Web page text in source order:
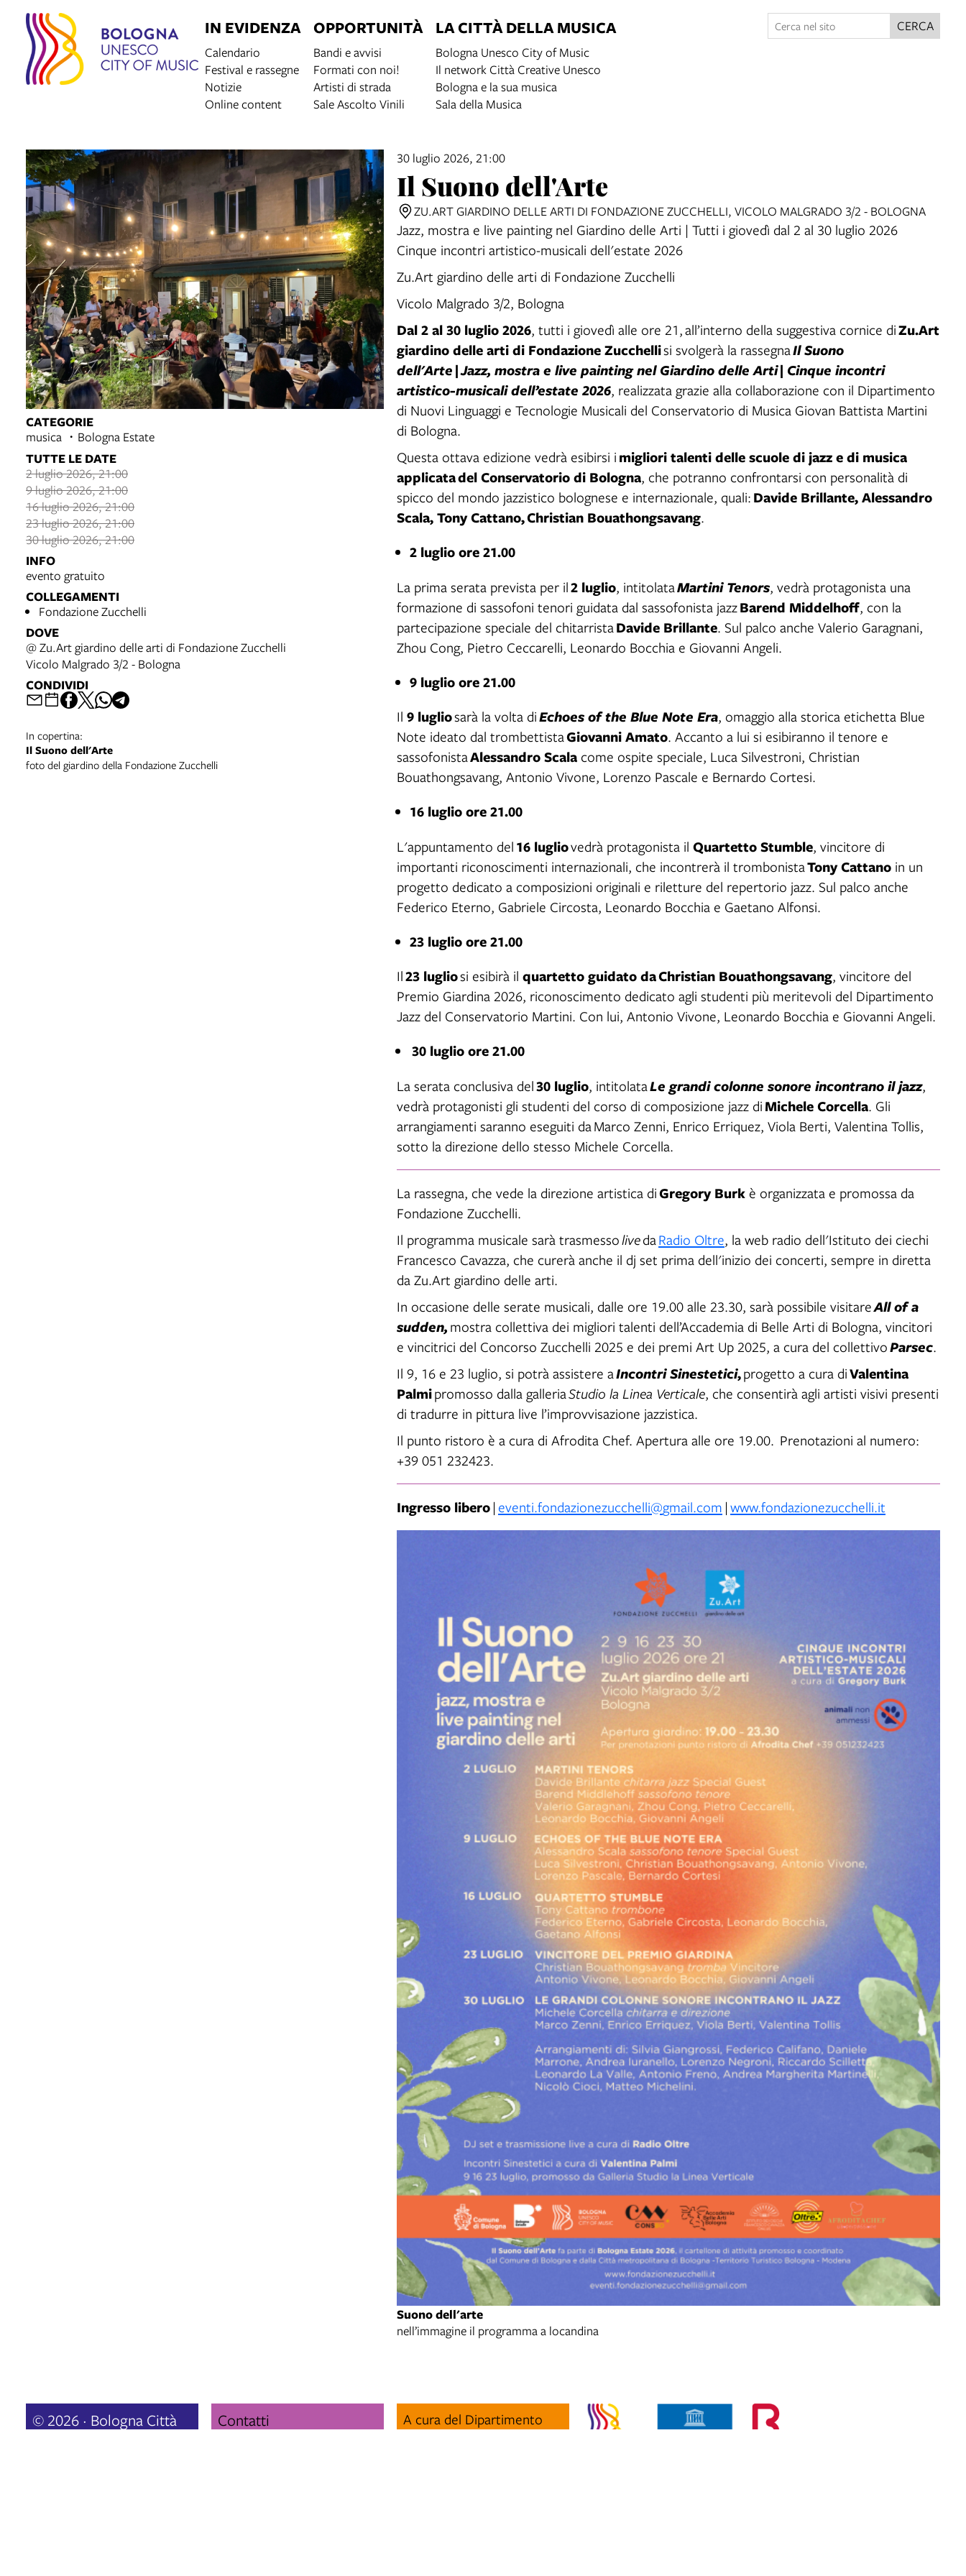
IN EVIDENZA
Calendario
Festival e rassegne
Notizie
Online content
OPPORTUNITÀ
Bandi e avvisi
Formati con noi!
Artisti di strada
Sale Ascolto Vinili
LA CITTÀ DELLA MUSICA
Bologna Unesco City of Music
Il network Città Creative Unesco
Bologna e la sua musica
Sala della Musica
CERCA
CATEGORIE
musica
Bologna Estate
TUTTE LE DATE
2 luglio 2026, 21:00
9 luglio 2026, 21:00
16 luglio 2026, 21:00
23 luglio 2026, 21:00
30 luglio 2026, 21:00
INFO
evento gratuito
COLLEGAMENTI
Fondazione Zucchelli
DOVE
@ Zu.Art giardino delle arti di Fondazione Zucchelli
Vicolo Malgrado 3/2 - Bologna
CONDIVIDI
In copertina:
Il Suono dell'Arte
foto del giardino della Fondazione Zucchelli
30 luglio 2026, 21:00
Il Suono dell'Arte
ZU.ART GIARDINO DELLE ARTI DI FONDAZIONE ZUCCHELLI, VICOLO MALGRADO 3/2 - BOLOGNA
Jazz, mostra e live painting nel Giardino delle Arti | Tutti i giovedì dal 2 al 30 luglio 2026
Cinque incontri artistico-musicali dell'estate 2026
Zu.Art giardino delle arti di Fondazione Zucchelli
Vicolo Malgrado 3/2, Bologna
Dal 2 al 30 luglio 2026, tutti i giovedì alle ore 21,all’interno della suggestiva cornice diZu.Art
giardino delle arti di Fondazione Zucchellisi svolgerà la rassegnaIl Suono
dell'Arte|Jazz, mostra e live painting nel Giardino delle Arti| Cinque incontri
artistico-musicali dell’estate 2026, realizzata grazie alla collaborazione con il Dipartimento
di Nuovi Linguaggi e Tecnologie Musicali del Conservatorio di Musica Giovan Battista Martini
di Bologna.
Questa ottava edizione vedrà esibirsi i migliori talenti delle scuole di jazz e di musica
applicatadel Conservatorio di Bologna, che potranno confrontarsi con personalità di
spicco del mondo jazzistico bolognese e internazionale, quali: Davide Brillante, Alessandro
Scala, Tony Cattano,Christian Bouathongsavang.
2 luglio ore 21.00
La prima serata prevista per il2 luglio, intitolataMartini Tenors, vedrà protagonista una
formazione di sassofoni tenori guidata dal sassofonista jazzBarend Middelhoff, con la
partecipazione speciale del chitarrista Davide Brillante. Sul palco anche Valerio Garagnani,
Zhou Cong, Pietro Ceccarelli, Leonardo Bocchia e Giovanni Angeli.
9 luglio ore 21.00
Il 9 lugliosarà la volta diEchoes of the Blue Note Era, omaggio alla storica etichetta Blue
Note ideato dal trombettistaGiovanni Amato. Accanto a lui si esibiranno il tenore e
sassofonistaAlessandro Scala come ospite speciale, Luca Silvestroni, Christian
Bouathongsavang, Antonio Vivone, Lorenzo Pascale e Bernardo Cortesi.
16 luglio ore 21.00
L'appuntamento del 16 lugliovedrà protagonista il Quartetto Stumble, vincitore di
importanti riconoscimenti internazionali, che incontrerà il trombonistaTony Cattano in un
progetto dedicato a composizioni originali e riletture del repertorio jazz. Sul palco anche
Federico Eterno, Gabriele Circosta, Leonardo Bocchia e Gaetano Alfonsi.
23 luglio ore 21.00
Il23 lugliosi esibirà il quartetto guidato da Christian Bouathongsavang, vincitore del
Premio Giardina 2026, riconoscimento dedicato agli studenti più meritevoli del Dipartimento
Jazz del Conservatorio Martini. Con lui, Antonio Vivone, Leonardo Bocchia e Giovanni Angeli.
30 luglio ore 21.00
La serata conclusiva del30 luglio, intitolataLe grandi colonne sonore incontrano il jazz,
vedrà protagonisti gli studenti del corso di composizione jazz di Michele Corcella. Gli
arrangiamenti saranno eseguiti da Marco Zenni, Enrico Erriquez, Viola Berti, Valentina Tollis,
sotto la direzione dello stesso Michele Corcella.
La rassegna, che vede la direzione artistica diGregory Burk è organizzata e promossa da
Fondazione Zucchelli.
Il programma musicale sarà trasmessoliveda Radio Oltre, la web radio dell'Istituto dei ciechi
Francesco Cavazza, che curerà anche il dj set prima dell'inizio dei concerti, sempre in diretta
da Zu.Art giardino delle arti.
In occasione delle serate musicali, dalle ore 19.00 alle 23.30, sarà possibile visitareAll of a
sudden, mostra collettiva dei migliori talenti dell’Accademia di Belle Arti di Bologna, vincitori
e vincitrici del Concorso Zucchelli 2025 e dei premi Art Up 2025, a cura del collettivoParsec.
Il 9, 16 e 23 luglio, si potrà assistere aIncontri Sinestetici,progetto a cura diValentina
Palmipromosso dalla galleriaStudio la Linea Verticale, che consentirà agli artisti visivi presenti
di tradurre in pittura live l’improvvisazione jazzistica.
Il punto ristoro è a cura di Afrodita Chef. Apertura alle ore 19.00. Prenotazioni al numero:
+39 051 232423.
Ingresso libero | eventi.fondazionezucchelli@gmail.com | www.fondazionezucchelli.it
Suono dell'arte
nell’immagine il programma a locandina
© 2026 · Bologna Città
Contatti
A cura del Dipartimento